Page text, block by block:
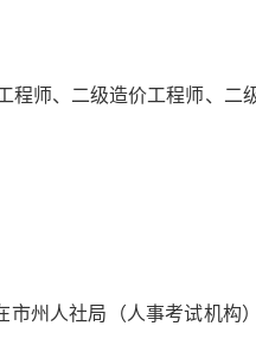
程师、二级造价工程师、二
州人社局（人事考试机构